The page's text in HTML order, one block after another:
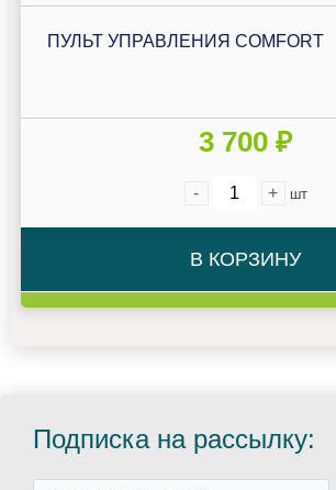
ПУЛЬТ УПРАВЛЕНИЯ COMFORT
3 700 ₽
- + шт
В КОРЗИНУ
Подписка на рассылку: